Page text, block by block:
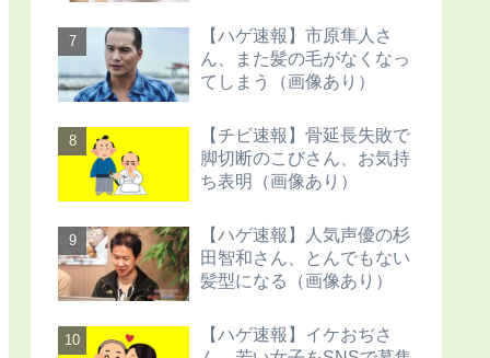
【ハゲ速報】市原隼人さ
ん、また髪の毛がなくなっ
てしまう（画像あり）
【チビ速報】骨延長失敗で
脚切断のこびさん、お気持
ち表明（画像あり）
【ハゲ速報】人気声優の杉
田智和さん、とんでもない
髪型になる（画像あり）
【ハゲ速報】イケおぢさ